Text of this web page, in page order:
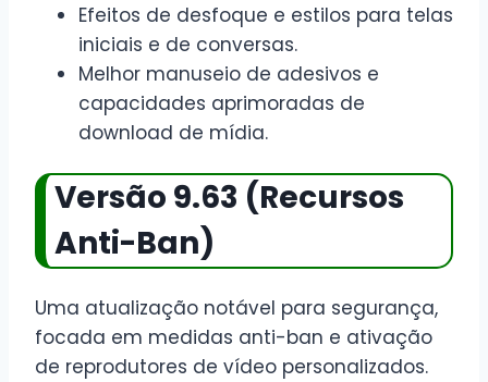
Efeitos de desfoque e estilos para telas
iniciais e de conversas.
Melhor manuseio de adesivos e
capacidades aprimoradas de
download de mídia.
Versão 9.63 (Recursos
Anti-Ban)
Uma atualização notável para segurança,
focada em medidas anti-ban e ativação
de reprodutores de vídeo personalizados.